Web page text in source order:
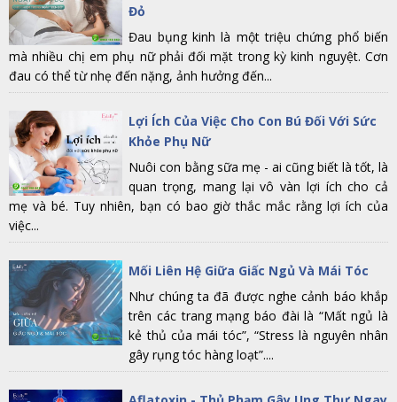
Đỏ
Đau bụng kinh là một triệu chứng phổ biến
mà nhiều chị em phụ nữ phải đối mặt trong kỳ kinh nguyệt. Cơn
đau có thể từ nhẹ đến nặng, ảnh hưởng đến...
Lợi Ích Của Việc Cho Con Bú Đối Với Sức
Khỏe Phụ Nữ
Nuôi con bằng sữa mẹ - ai cũng biết là tốt, là
quan trọng, mang lại vô vàn lợi ích cho cả
mẹ và bé. Tuy nhiên, bạn có bao giờ thắc mắc rằng lợi ích của
việc...
Mối Liên Hệ Giữa Giấc Ngủ Và Mái Tóc
Như chúng ta đã được nghe cảnh báo khắp
trên các trang mạng báo đài là “Mất ngủ là
kẻ thủ của mái tóc”, “Stress là nguyên nhân
gây rụng tóc hàng loạt”....